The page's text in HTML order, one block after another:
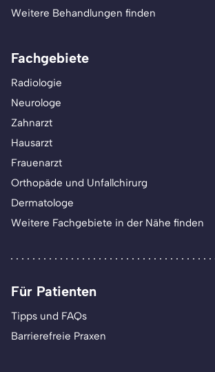
Weitere Behandlungen finden
Fachgebiete
Radiologie
Neurologe
Zahnarzt
Hausarzt
Frauenarzt
Orthopäde und Unfallchirurg
Dermatologe
Weitere Fachgebiete in der Nähe finden
Für Patienten
Tipps und FAQs
Barrierefreie Praxen